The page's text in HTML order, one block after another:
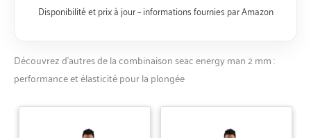
Skin de 2 mm
combinaison offre une
grande absence de
frottement et un bon
elle est très facile à
enfiler. Seac Energy est
Disponibilité et prix à jour – informations fournies par Amazon
Découvrez d’autres de la combinaison seac energy man 2 mm :
performance et élasticité pour la plongée